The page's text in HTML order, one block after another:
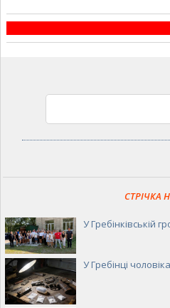
СТРІЧКА
У Гребінківській
У Гребінці